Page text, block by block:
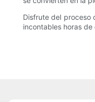
Disfrute del proceso
incontables horas